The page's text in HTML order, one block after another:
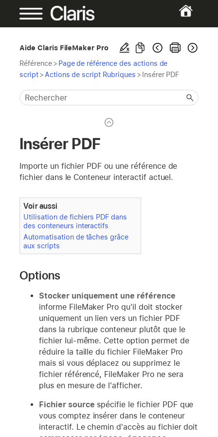
Aide Claris FileMaker Pro
Référence> Page de référence des actions de
script> Actions de script Rubriques > Insérer PDF
Insérer PDF
Importe un fichier PDF ou une référence de
fichier dans le Conteneur interactif actuel.
Voir aussi
Utilisation de fichiers PDF dans
des conteneurs interactifs
Automatisation de tâches grâce
aux scripts
Options
Stocker uniquement une référence
informe FileMaker Pro qu'il doit stocker
uniquement un lien vers un fichier PDF
dans la rubrique conteneur plutôt que le
fichier lui-même. Cette option permet de
réduire la taille du fichier FileMaker Pro
mais si vous déplacez ou supprimez le
fichier référencé, FileMaker Pro ne sera
plus en mesure de l'afficher.
Fichier source spécifie le fichier PDF que
vous comptez insérer dans le conteneur
interactif. Le chemin d'accès au fichier doit